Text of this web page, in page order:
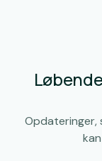
Opdateringer,